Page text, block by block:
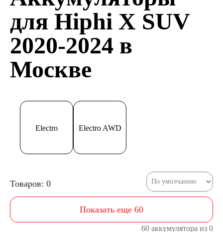
для Hiphi X SUV
2020-2024 в
Москве
Electro Electro AWD
Товаров: 0
Показать еще 60
60 аккумулятора из 0